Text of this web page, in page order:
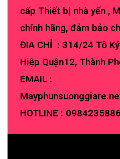
cấp Thiết bị nhà yến ,
chính hãng, đảm bảo
ĐIA CHỈ : 314/24 Tô
Hiệp Quận12, Thành
EMAIL :
HOTLINE : 0984235886